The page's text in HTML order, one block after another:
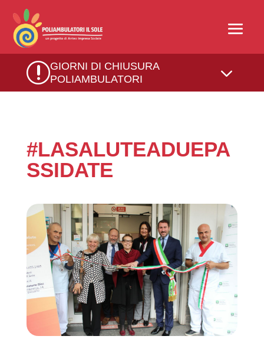
rGIORNI DI CHIUSURA
POLIAMBULATORI
3
#LASALUTEADUEPA
SSIDATE